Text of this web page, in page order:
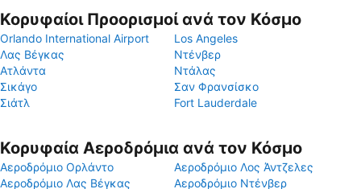
Κορυφαίοι Προορισμοί ανά τον Κόσμο
Orlando International Airport
Los Angeles
Λας Βέγκας
Ντένβερ
Ατλάντα
Ντάλας
Σικάγο
Σαν Φρανσίσκο
Σιάτλ
Fort Lauderdale
Κορυφαία Αεροδρόμια ανά τον Κόσμο
Αεροδρόμιο Ορλάντο
Αεροδρόμιο Λος Άντζελες
Αεροδρόμιο Λας Βέγκας
Αεροδρόμιο Ντένβερ